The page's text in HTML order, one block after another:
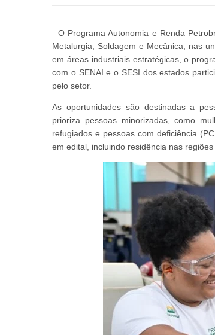
O Programa Autonomia e Renda
Metalurgia, Soldagem e Mecânica, nas
em áreas industriais estratégicas, o
com o SENAI e o SESI dos estados
pelo setor.
As oportunidades são destinadas a
prioriza pessoas minorizadas, como
refugiados e pessoas com deficiência
em edital, incluindo residência nas